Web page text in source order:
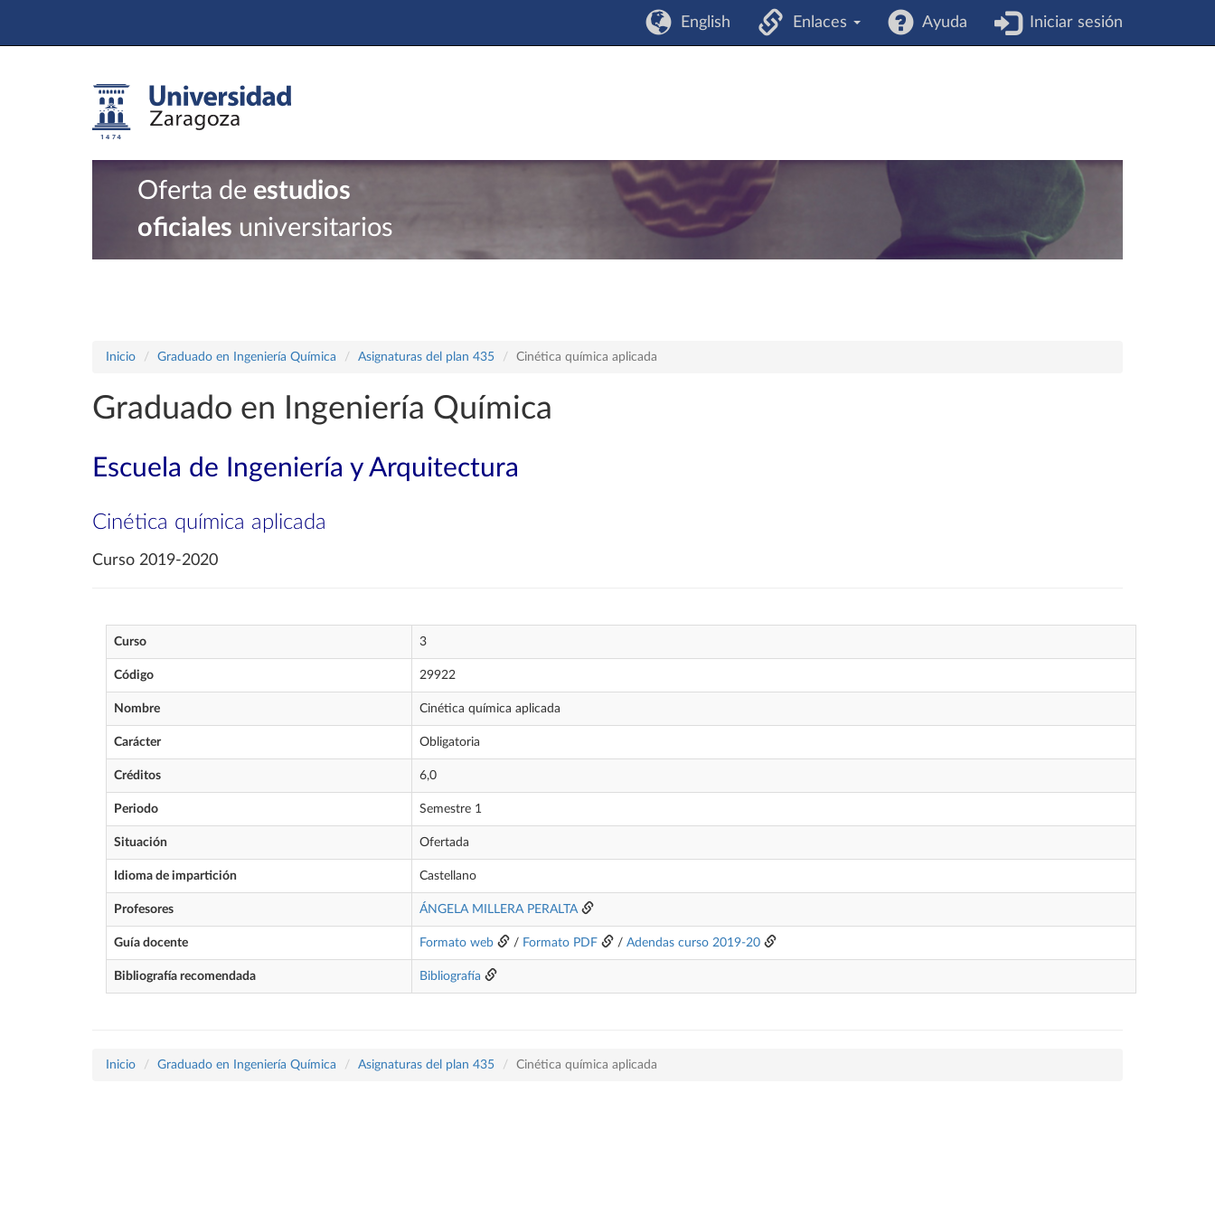
English Enlaces Ayuda Iniciar sesión
Oferta de estudios
oficiales universitarios
Inicio Graduado en Ingeniería Química Asignaturas del plan 435 Cinética química aplicada
Graduado en Ingeniería Química
Escuela de Ingeniería y Arquitectura
Cinética química aplicada
Curso 2019-2020
Curso 3
Código 29922
Nombre Cinética química aplicada
Carácter Obligatoria
Créditos 6,0
Periodo Semestre 1
Situación Ofertada
Idioma de impartición Castellano
Profesores ÁNGELA MILLERA PERALTA
Guía docente Formato web / Formato PDF / Adendas curso 2019-20
Bibliografía recomendada Bibliografía
Inicio Graduado en Ingeniería Química Asignaturas del plan 435 Cinética química aplicada